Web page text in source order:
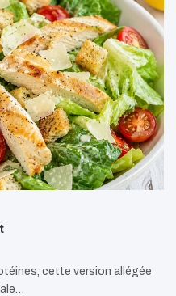
cette version allégée